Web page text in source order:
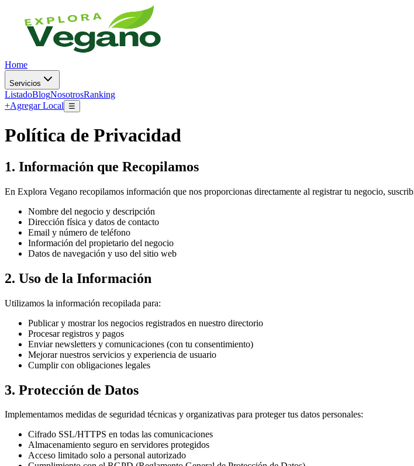
Home
Servicios
ListadoBlogNosotrosRanking
+Agregar Local ☰
Política de Privacidad
1. Información que Recopilamos
En Explora Vegano recopilamos información que nos proporcionas directamente al registrar tu negocio,
Nombre del negocio y descripción
Dirección física y datos de contacto
Email y número de teléfono
Información del propietario del negocio
Datos de navegación y uso del sitio web
2. Uso de la Información
Utilizamos la información recopilada para:
Publicar y mostrar los negocios registrados en nuestro directorio
Procesar registros y pagos
Enviar newsletters y comunicaciones (con tu consentimiento)
Mejorar nuestros servicios y experiencia de usuario
Cumplir con obligaciones legales
3. Protección de Datos
Implementamos medidas de seguridad técnicas y organizativas para proteger tus datos personales:
Cifrado SSL/HTTPS en todas las comunicaciones
Almacenamiento seguro en servidores protegidos
Acceso limitado solo a personal autorizado